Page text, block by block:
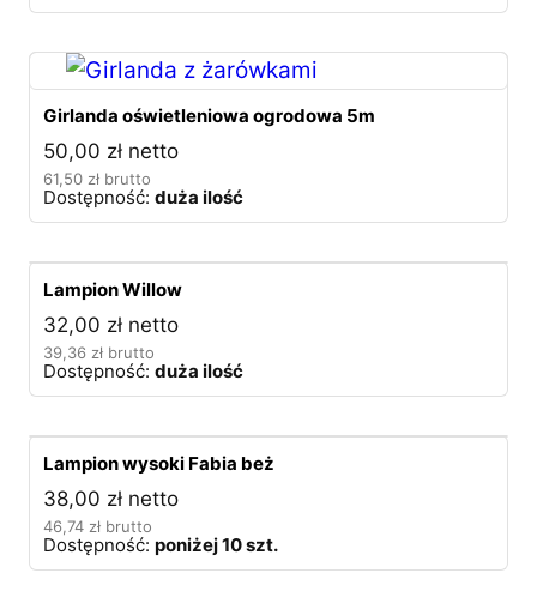
Girlanda oświetleniowa ogrodowa 5m
50,00 zł netto
61,50 zł brutto
Dostępność: duża ilość
Lampion Willow
32,00 zł netto
39,36 zł brutto
Dostępność: duża ilość
Lampion wysoki Fabia beż
38,00 zł netto
46,74 zł brutto
Dostępność: poniżej 10 szt.